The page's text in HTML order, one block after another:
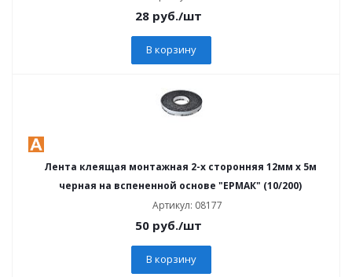
28руб./шт
В корзину
Лента клеящая монтажная 2-х сторонняя 12мм х 5м
черная на вспененной основе "ЕРМАК" (10/200)
Артикул: 08177
50руб./шт
В корзину